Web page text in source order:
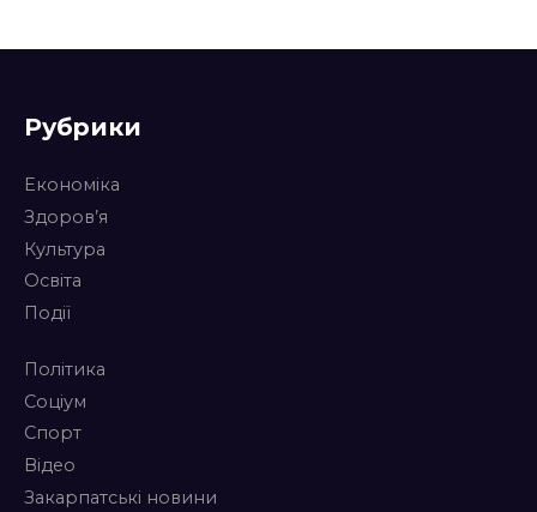
Рубрики
Економіка
Здоров’я
Культура
Освіта
Події
Політика
Соціум
Спорт
Відео
Закарпатські новини